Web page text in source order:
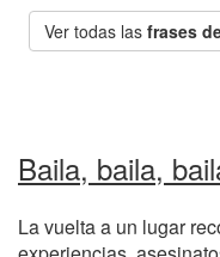
Ver todas las frases
Baila, baila,
La vuelta a un lugar